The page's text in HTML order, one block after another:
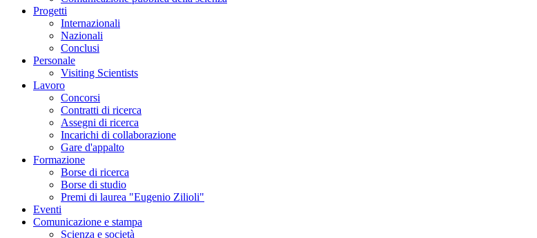
Progetti
Internazionali
Nazionali
Conclusi
Personale
Visiting Scientists
Lavoro
Concorsi
Contratti di ricerca
Assegni di ricerca
Incarichi di collaborazione
Gare d'appalto
Formazione
Borse di ricerca
Borse di studio
Premi di laurea "Eugenio Zilioli"
Eventi
Comunicazione e stampa
Scienza e società